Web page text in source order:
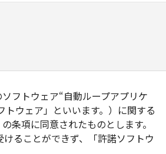
フトウェア“自動ループアプリケ
ウェア」といいます。）に関する
条項に同意されたものとします。
ることができず、「許諾ソフトウ